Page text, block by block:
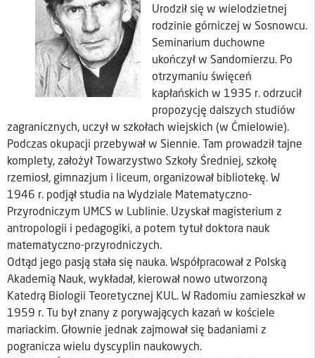
Urodził się w wielodzietnej
rodzinie górniczej w Sosnowcu.
Seminarium duchowne
ukończył w Sandomierzu. Po
otrzymaniu święceń
kapłańskich w 1935 r. odrzucił
propozycję dalszych studiów
zagranicznych, uczył w szkołach wiejskich (w Ćmielowie).
Podczas okupacji przebywał w Siennie. Tam prowadził tajne
komplety, założył Towarzystwo Szkoły Średniej, szkołę
rzemiosł, gimnazjum i liceum, organizował bibliotekę. W
1946 r. podjął studia na Wydziale Matematyczno-
Przyrodniczym UMCS w Lublinie. Uzyskał magisterium z
antropologii i pedagogiki, a potem tytuł doktora nauk
matematyczno-przyrodniczych.
Odtąd jego pasją stała się nauka. Współpracował z Polską
Akademią Nauk, wykładał, kierował nowo utworzoną
Katedrą Biologii Teoretycznej KUL. W Radomiu zamieszkał w
1959 r. Tu był znany z porywających kazań w kościele
mariackim. Głownie jednak zajmował się badaniami z
pogranicza wielu dyscyplin naukowych.